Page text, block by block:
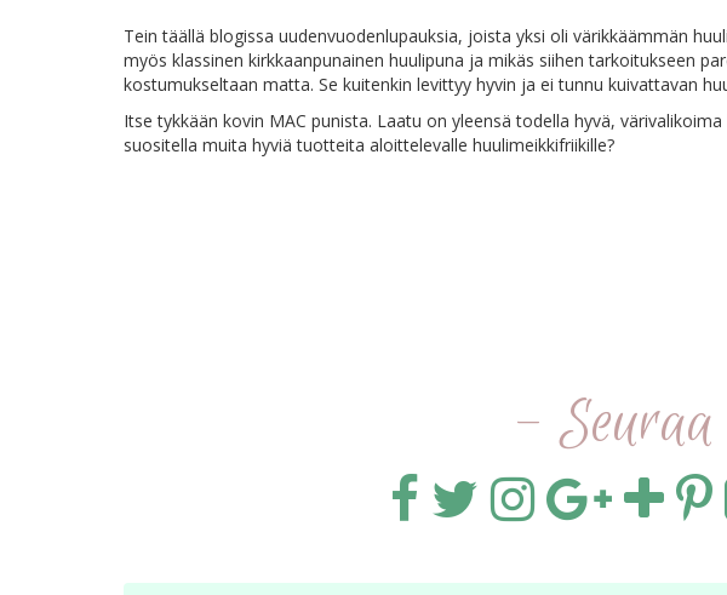
Tein täällä blogissa uudenvuodenlupauksia, joista yksi oli värikkäämmän
myös klassinen kirkkaanpunainen huulipuna ja mikäs siihen tarkoitukseen
kostumukseltaan matta. Se kuitenkin levittyy hyvin ja ei tunnu kuivattavan
Itse tykkään kovin MAC punista. Laatu on yleensä todella hyvä,
suositella muita hyviä tuotteita aloittelevalle huulimeikkifriikille?
-